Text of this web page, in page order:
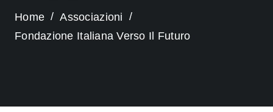
Home
Associazioni
Fondazione Italiana Verso Il Futuro